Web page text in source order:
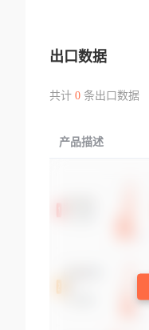
出口数据
共计 0条出口数据
产品描述